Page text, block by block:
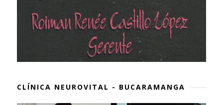
CLÍNICA NEUROVITAL - BUCARAMANGA